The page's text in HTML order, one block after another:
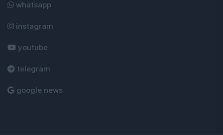
whatsapp
instagram
youtube
telegram
google news